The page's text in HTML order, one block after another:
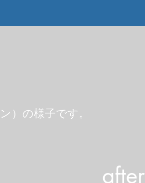
）の様子です。
​after